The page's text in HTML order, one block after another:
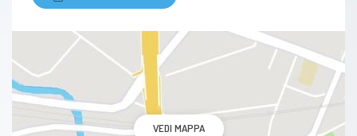
VEDI MAPPA